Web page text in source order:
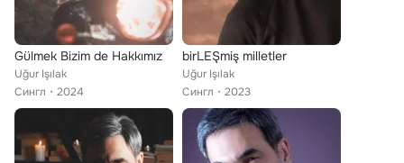
Gülmek Bizim de Hakkımız
Uğur Işılak
Сингл
2024
birLEŞmiş milletler
Uğur Işılak
Сингл
2023